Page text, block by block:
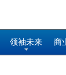
领袖未来 商